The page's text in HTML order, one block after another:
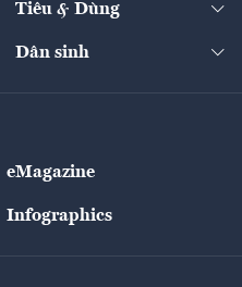
Thị trường
Nông sản
Tiêu & Dùng
Giải trí
Dân sinh
eMagazine
Infographics